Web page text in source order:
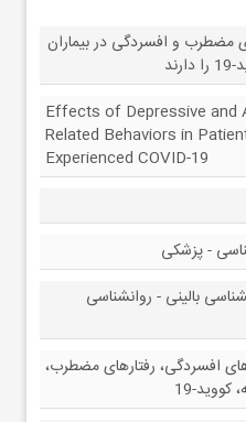
مضطرب و افسردگی در بیماران
Effects of Depressive and
Related Behaviors in
Experienced COVID-19
- پزشکی
بالینی - روانشناسی
افسردگی، رفتارهای مضطرب،